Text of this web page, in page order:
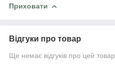
Приховати
Відгуки про товар
Ще немає відгуків про цей товар